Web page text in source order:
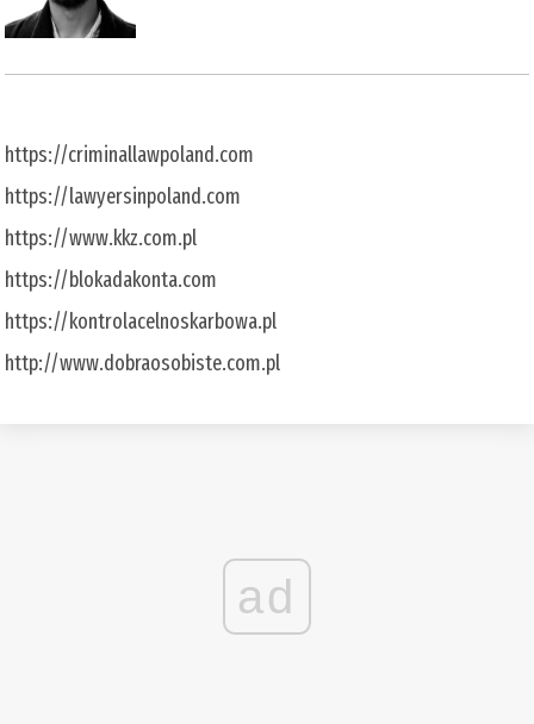
https://criminallawpoland.com
https://lawyersinpoland.com
https://www.kkz.com.pl
https://blokadakonta.com
https://kontrolacelnoskarbowa.pl
http://www.dobraosobiste.com.pl
ad